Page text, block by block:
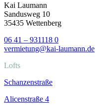
Kai Laumann
Sandusweg 10
35435 Wettenberg
06 41 – 931118 0
vermietung@kai-laumann.de
Lofts
Schanzenstraße
Alicenstraße 4